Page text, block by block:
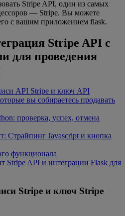
Stripe API, один из самых
— Stripe. Вы можете
с вашим приложением flask.
Stripe API с
для проведения
API Stripe и ключ API
вы собираетесь продавать
проверка, успех, отмена
Страйпинг Javascript и кнопка
функционала
Stripe API и интеграции Flask для
Stripe и ключ Stripe